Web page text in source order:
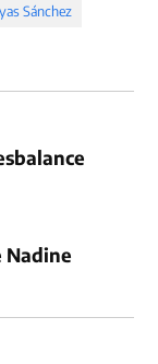
Sánchez
Nadine